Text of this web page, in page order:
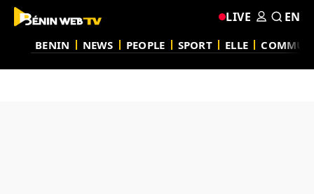
BENIN NEWS PEOPLE SPORT ELLE
LIVE EN